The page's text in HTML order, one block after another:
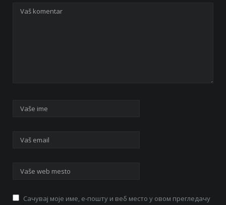
Сачувај моје име, е-пошту и веб место у овом прегледачу